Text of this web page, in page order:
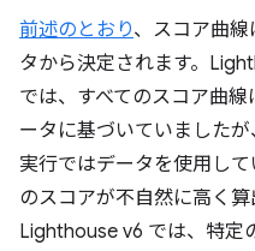
前述のとおり、スコア曲
タから決定されます。
では、すべてのスコア曲
ータに基づいていました
実行ではデータを使用し
のスコアが不自然に高く算
Lighthouse v6 では、特定